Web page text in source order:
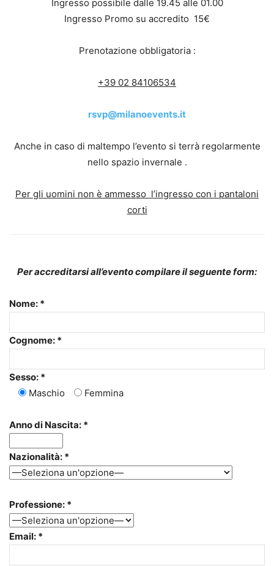
Ingresso possibile dalle 19.45 alle 01.00
Ingresso Promo su accredito 15€
Prenotazione obbligatoria :
+39 02 84106534
rsvp@milanoevents.it
Anche in caso di maltempo l’evento si terrà regolarmente
nello spazio invernale .
Per gli uomini non è ammesso l’ingresso con i pantaloni
corti
Per accreditarsi all’evento compilare il seguente form:
Nome: *
Cognome: *
Sesso: *
Maschio
Femmina
Anno di Nascita: *
Nazionalità: *
Professione: *
Email: *